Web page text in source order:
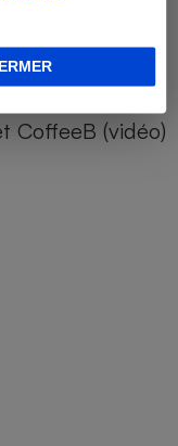
CoffeeB (vidéo)